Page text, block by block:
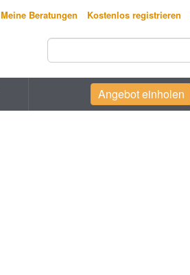
Meine Beratungen Kostenlos registrieren
Angebot einholen